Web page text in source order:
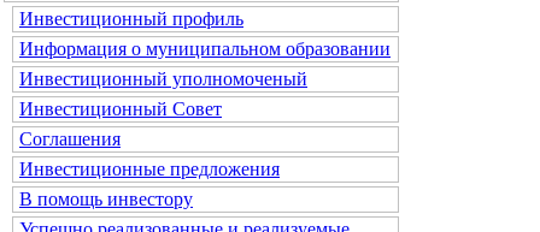
Инвестиционный профиль
Информация о муниципальном образовании
Инвестиционный уполномоченый
Инвестиционный Совет
Соглашения
Инвестиционные предложения
В помощь инвестору